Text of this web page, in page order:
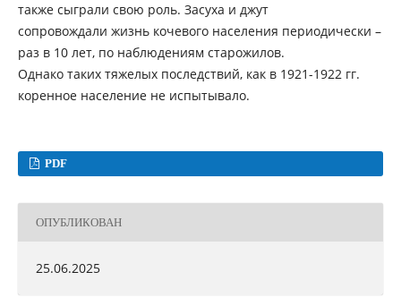
также сыграли свою роль. Засуха и джут
сопровождали жизнь кочевого населения периодически –
раз в 10 лет, по наблюдениям старожилов.
Однако таких тяжелых последствий, как в 1921-1922 гг.
коренное население не испытывало.
PDF
ОПУБЛИКОВАН
25.06.2025